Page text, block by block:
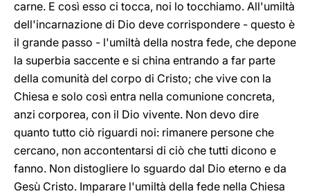
carne. E così esso ci tocca, noi lo tocchiamo. All'umiltà
dell'incarnazione di Dio deve corrispondere - questo è
il grande passo - l'umiltà della nostra fede, che depone
la superbia saccente e si china entrando a far parte
della comunità del corpo di Cristo; che vive con la
Chiesa e solo così entra nella comunione concreta,
anzi corporea, con il Dio vivente. Non devo dire
quanto tutto ciò riguardi noi: rimanere persone che
cercano, non accontentarsi di ciò che tutti dicono e
fanno. Non distogliere lo sguardo dal Dio eterno e da
Gesù Cristo. Imparare l'umiltà della fede nella Chiesa